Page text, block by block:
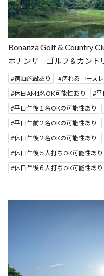
Bonanza Golf & Country
ボナンザ ゴルフ＆カント
宿泊施設あり 痺れるコース
休日AM1名OK可能性あり
平
平日午後１名OKの可能性あり
平日午前２名OKの可能性あり
休日午後２名OKの可能性あり
休日午後５人打ちOK可能性あり
休日午後６人打ちOK可能性あり